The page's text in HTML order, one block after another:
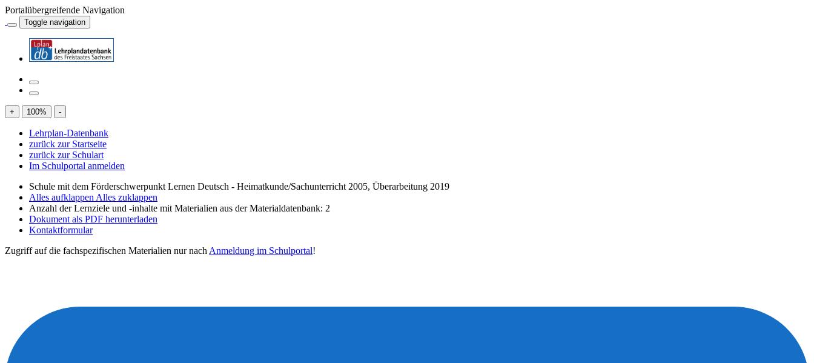
Portalübergreifende Navigation
Toggle navigation
+ 100% -
Lehrplan-Datenbank
zurück zur Startseite
zurück zur Schulart
Im Schulportal anmelden
Schule mit dem Förderschwerpunkt Lernen Deutsch - Heimatkunde/Sachunterricht 2005, Überarbeitung 2019
Alles aufklappen Alles zuklappen
Anzahl der Lernziele und -inhalte mit Materialien aus der Materialdatenbank: 2
Dokument als PDF herunterladen
Kontaktformular
Zugriff auf die fachspezifischen Materialien nur nach Anmeldung im Schulportal!